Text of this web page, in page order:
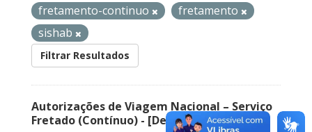
fretamento-continuo
fretamento
sishab
Filtrar Resultados
Autorizações de Viagem Nacional – Serviço
Fretado (Contínuo) - [Descontinuado]